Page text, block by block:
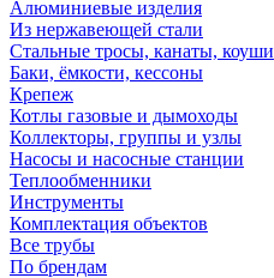
Алюминиевые изделия
Из нержавеющей стали
Стальные тросы, канаты, коуши
Баки, ёмкости, кессоны
Крепеж
Котлы газовые и дымоходы
Коллекторы, группы и узлы
Насосы и насосные станции
Теплообменники
Инструменты
Комплектация объектов
Все трубы
По брендам